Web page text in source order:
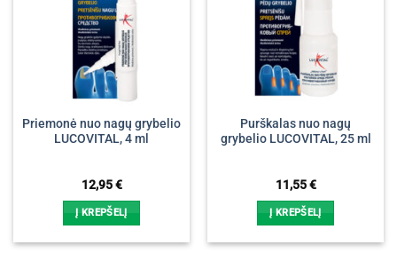
Priemonė nuo nagų grybelio
LUCOVITAL, 4 ml
12,95€
Į KREPŠELĮ
Purškalas nuo nagų
grybelio LUCOVITAL, 25 ml
11,55€
Į KREPŠELĮ